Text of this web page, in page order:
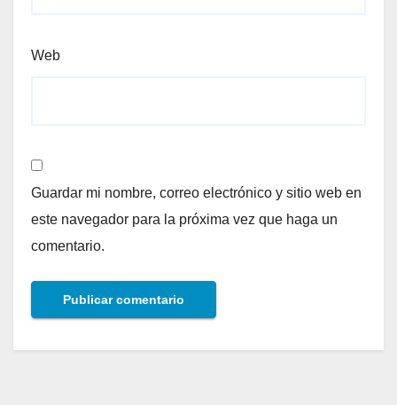
Web
Guardar mi nombre, correo electrónico y sitio web en
este navegador para la próxima vez que haga un
comentario.